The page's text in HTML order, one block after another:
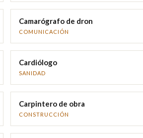
Camarógrafo de dron
COMUNICACIÓN
Cardiólogo
SANIDAD
Carpintero de obra
CONSTRUCCIÓN